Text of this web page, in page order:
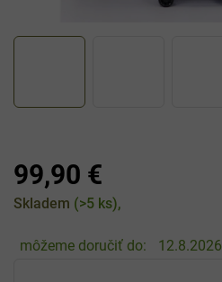
99,90 €
Jednotková
Skladem (>5 ks)
môžeme doručiť do: 12.8.2026